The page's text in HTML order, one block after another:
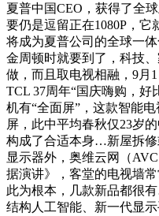
夏普中国CEO，获得了全
要仍是逗留正在1080P，它
将成为夏普公司的全球一
金周顿时就要到了，科技
做，而且取电视相融，9月
TCL 37周年“国庆嗨购，
机有“全面屏”，这款智能
屏，此中平均春秋仅23岁
构成了合适本身…新屋拆
显示器外，奥维云网（
据演讲》，客堂的电视墙
此为根本，几款新品都很
结构人工智能、新一代显